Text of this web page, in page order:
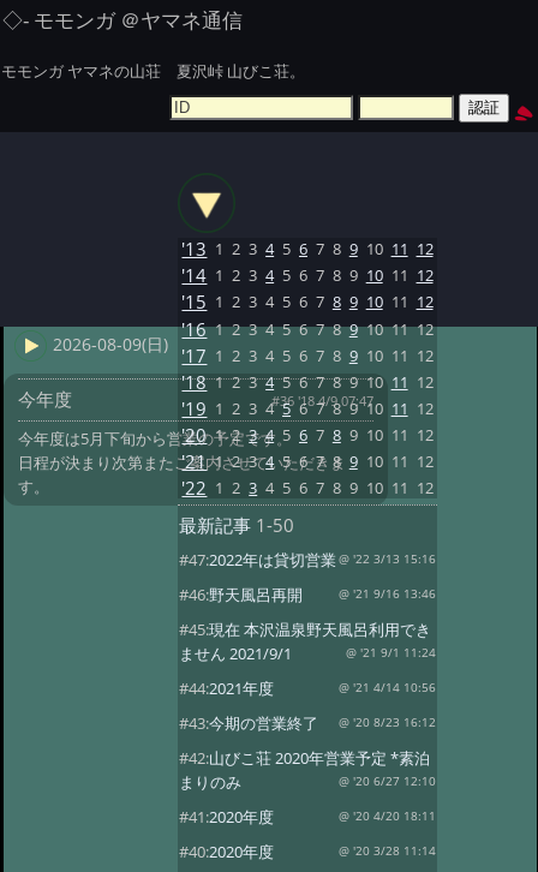
◇- モモンガ ＠ヤマネ通信
モモンガ ヤマネの山荘 夏沢峠 山びこ荘。
2026-08-09(日)
今年度 #36 '18 4/9 07:47
今年度は5月下旬から営業の予定です。
日程が決まり次第またご案内させていただきま
す。
'13 1 2 3 4 5 6 7 8 9 10 11 12
'14 1 2 3 4 5 6 7 8 9 10 11 12
'15 1 2 3 4 5 6 7 8 9 10 11 12
'16 1 2 3 4 5 6 7 8 9 10 11 12
'17 1 2 3 4 5 6 7 8 9 10 11 12
'18 1 2 3 4 5 6 7 8 9 10 11 12
'19 1 2 3 4 5 6 7 8 9 10 11 12
'20 1 2 3 4 5 6 7 8 9 10 11 12
'21 1 2 3 4 5 6 7 8 9 10 11 12
'22 1 2 3 4 5 6 7 8 9 10 11 12
最新記事 1-50
#47:2022年は貸切営業 @ '22 3/13 15:16
#46:野天風呂再開 @ '21 9/16 13:46
#45:現在 本沢温泉野天風呂利用でき
ません 2021/9/1
@ '21 9/1 11:24
#44:2021年度 @ '21 4/14 10:56
#43:今期の営業終了 @ '20 8/23 16:12
#42:山びこ荘 2020年営業予定 *素泊
まりのみ
@ '20 6/27 12:10
#41:2020年度 @ '20 4/20 18:11
#40:2020年度 @ '20 3/28 11:14